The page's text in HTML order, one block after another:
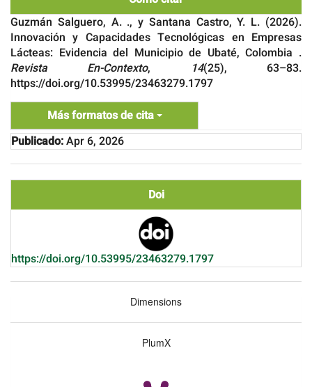
Guzmán Salguero, A. ., y Santana Castro, Y. L. (2026).
Innovación y Capacidades Tecnológicas en Empresas
Lácteas: Evidencia del Municipio de Ubaté, Colombia .
Revista En-Contexto, 14(25), 63–83.
https://doi.org/10.53995/23463279.1797
Más formatos de cita
Publicado:Apr 6, 2026
Doi
https://doi.org/10.53995/23463279.1797
Dimensions
PlumX